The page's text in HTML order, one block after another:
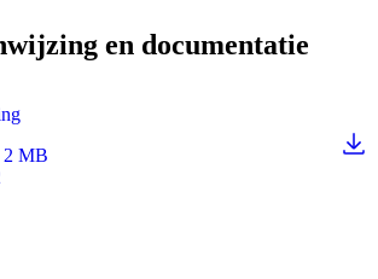
en documentatie
2 MB